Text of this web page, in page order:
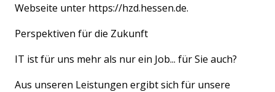
Webseite unter https://hzd.hessen.de.
Perspektiven für die Zukunft
IT ist für uns mehr als nur ein Job... für Sie auch?
Aus unseren Leistungen ergibt sich für unsere